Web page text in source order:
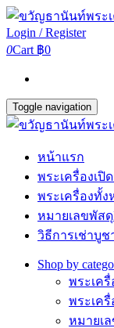
Login / Register
0Cart ฿0
Toggle navigation
หน้าแรก
พระเครื่องเปิ
พระเครื่องทั้ง
หมายเลขพัสดุ
วิธีการเช่าบูช
Shop by
พระเค
พระเครื่
หมายเ